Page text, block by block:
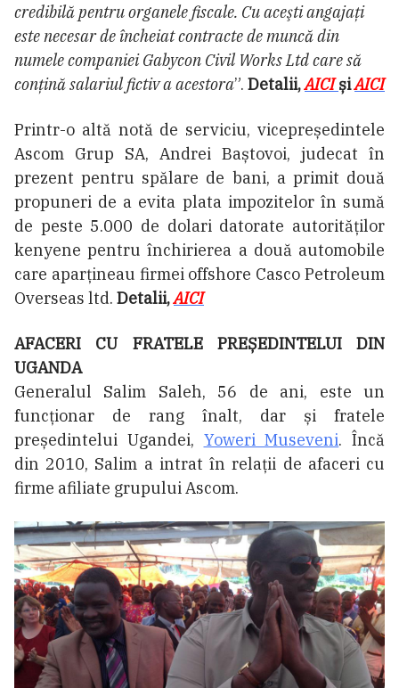
credibilă pentru organele fiscale. Cu aceşti angajaţi
este necesar de încheiat contracte de muncă din
numele companiei Gabycon Civil Works Ltd care să
conţină salariul fictiv a acestora”. Detalii,AICI șiAICI
Printr-o altă notă de serviciu, vicepreședintele
Ascom Grup SA, Andrei Baștovoi, judecat în
prezent pentru spălare de bani, a primit două
propuneri de a evita plata impozitelor în sumă
de peste 5.000 de dolari datorate autorităților
kenyene pentru închirierea a două automobile
care aparțineau firmei offshore Casco Petroleum
Overseas ltd. Detalii,AICI
AFACERI CU FRATELE PREȘEDINTELUI DIN
UGANDA
Generalul Salim Saleh, 56 de ani, este un
funcționar de rang înalt, dar și fratele
președintelui Ugandei, Yoweri Museveni. Încă
din 2010, Salim a intrat în relații de afaceri cu
firme afiliate grupului Ascom.